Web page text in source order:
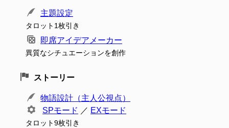
主題設定
タロット1枚引き
即席アイデアメーカー
異質なシチュエーションを創作
ストーリー
物語設計（主人公視点）
SPモード ／ EXモード
タロット9枚引き